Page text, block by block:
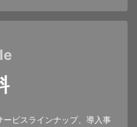
ビスラインナップ、導入事